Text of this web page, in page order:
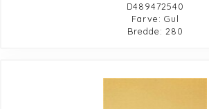
D489472540
Farve: Gul
Bredde: 280